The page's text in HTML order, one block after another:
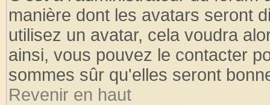
manière dont les avatars seront
utilisez un avatar, cela voudra
ainsi, vous pouvez le contacter
sommes sûr qu'elles seront
Revenir en haut